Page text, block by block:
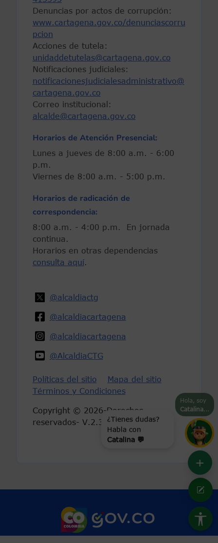
+
Hola, soy
Catalina...
¿Tienes dudas?
Habla con
Catalina 💬
Denuncias por actos de corrupción:
www.cartagena.gov.co/denunciascorru
pcion
Acciones de tutela:
unidaddetutelas@cartagena.gov.co
Notificaciones judiciales:
notificacionesjudicialesadministrativo@
cartagena.gov.co
Correo institucional:
alcalde@cartagena.gov.co
Horarios de Atención Presencial:
Lunes a jueves de 8:00 a.m. - 6:00
p.m.
Viernes de 8:00 a.m. - 5:00 p.m.
Horarios de radicación de
correspondencia:
8:00 a.m. - 4:00 p.m. En jornada
continua.
Horarios en otras dependencias
consulta aquí.
@alcaldiactg
@alcaldiacartagena
@alcaldiacartagena
@AlcaldiaCTG
Políticas del sitio
Mapa del sitio
Términos y Condiciones
Copyright © 2026-Derechos
reservados- V.2.3
Marca Colombia
Logo Gobierno